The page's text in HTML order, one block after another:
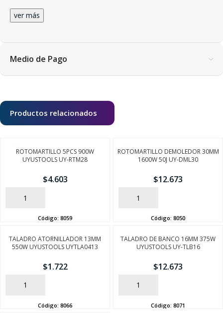
ver más
Medio de Pago
Productos relacionados
ROTOMARTILLO 5PCS 900W
UYUSTOOLS UY-RTM28
$4.603
AÑADIR
Código: 8059
ROTOMARTILLO DEMOLEDOR 30MM
1600W 50J UY-DML30
$12.673
AÑADIR
Código: 8050
TALADRO ATORNILLADOR 13MM
550W UYUSTOOLS UYTLA0413
$1.722
AÑADIR
Código: 8066
TALADRO DE BANCO 16MM 375W
UYUSTOOLS UY-TLB16
$12.673
AÑADIR
Código: 8071